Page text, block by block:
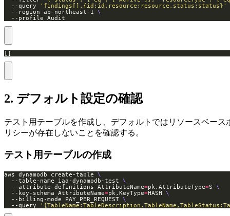
  --query
'findings[].{id:id,resource:resource,status:status}'
  --region ap-northeast-1
  --profile Audit
[]
2. デフォルト設定の確認
テスト用テーブルを作成し、デフォルトではリソースベース
リシーが存在しないことを確認する。
テスト用テーブルの作成
aws dynamodb create-table
  --table-name iaa-dynamodb-test
  --attribute-definitions AttributeName
=pk,AttributeType=S
  --key-schema AttributeName
=pk,KeyType=HASH
  --billing-mode PAY_PER_REQUEST
  --query